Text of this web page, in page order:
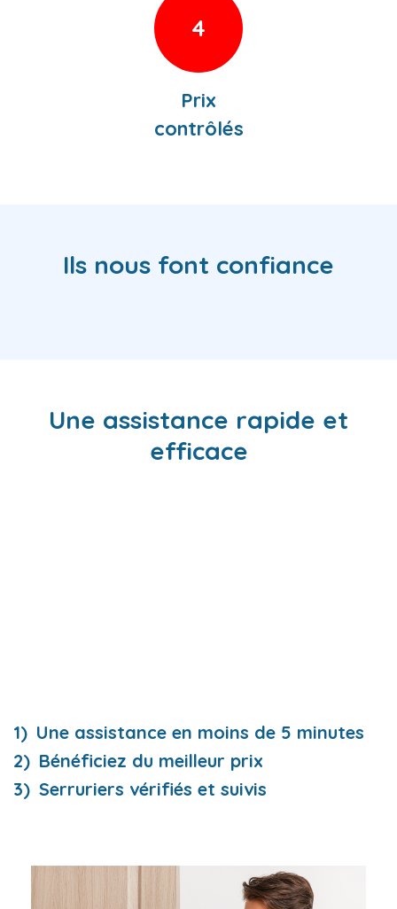
4
Prix
contrôlés
Ils nous font confiance
Une assistance rapide et
efficace
Une assistance en moins de 5 minutes
Bénéficiez du meilleur prix
Serruriers vérifiés et suivis